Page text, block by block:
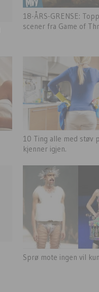
18-ÅRS-GRENSE:
scener fra Game of
10 Ting alle med støv
kjenner igjen.
Sprø mote ingen vil